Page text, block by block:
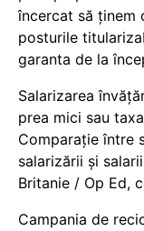
încercat să ținem
posturile
garanta de la
Salarizarea
prea mici sau
Comparație între
salarizării și
Britanie / Op Ed,
Campania de